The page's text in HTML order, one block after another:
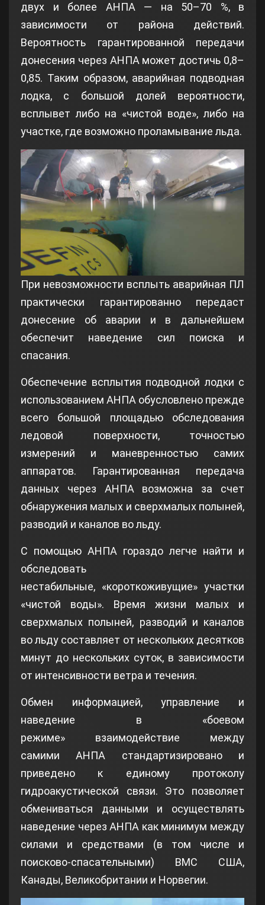
двух и более АНПА — на 50–70 %, в
зависимости от района действий.
Вероятность гарантированной передачи
донесения через АНПА может достичь 0,8–
0,85. Таким образом, аварийная подводная
лодка, с большой долей вероятности,
всплывет либо на «чистой воде», либо на
участке, где возможно проламывание льда.
При невозможности всплыть аварийная ПЛ
практически гарантированно передаст
донесение об аварии и в дальнейшем
обеспечит наведение сил поиска и
спасания.
Обеспечение всплытия подводной лодки с
использованием АНПА обусловлено прежде
всего большой площадью обследования
ледовой поверхности, точностью
измерений и маневренностью самих
аппаратов. Гарантированная передача
данных через АНПА возможна за счет
обнаружения малых и сверхмалых полыней,
разводий и каналов во льду.
С помощью АНПА гораздо легче найти и
обследовать
нестабильные, «короткоживущие» участки
«чистой воды». Время жизни малых и
сверхмалых полыней, разводий и каналов
во льду составляет от нескольких десятков
минут до нескольких суток, в зависимости
от интенсивности ветра и течения.
Обмен информацией, управление и
наведение в «боевом
режиме» взаимодействие между
самими АНПА стандартизировано и
приведено к единому протоколу
гидроакустической связи. Это позволяет
обмениваться данными и осуществлять
наведение через АНПА как минимум между
силами и средствами (в том числе и
поисково-спасательными) ВМС США,
Канады, Великобритании и Норвегии.